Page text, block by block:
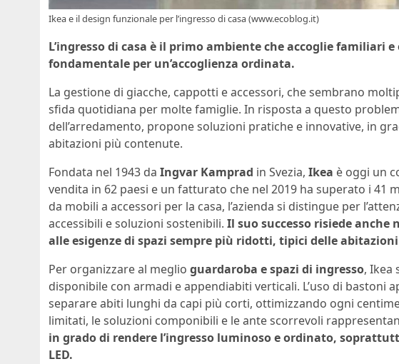
Ikea e il design funzionale per l’ingresso di casa (www.ecoblog.it)
L’ingresso di casa è il primo ambiente che accoglie familiari
fondamentale per un’accoglienza ordinata.
La gestione di giacche, cappotti e accessori, che sembrano
sfida quotidiana per molte famiglie. In risposta a questo
dell’arredamento, propone soluzioni pratiche e innovative, in
abitazioni più contenute.
Fondata nel 1943 da Ingvar Kamprad in Svezia, Ikea è oggi un
vendita in 62 paesi e un fatturato che nel 2019 ha superato i 41
da mobili a accessori per la casa, l’azienda si distingue per
accessibili e soluzioni sostenibili. Il suo successo risiede
alle esigenze di spazi sempre più ridotti, tipici delle
Per organizzare al meglio guardaroba e spazi di ingresso, Ikea
disponibile con armadi e appendiabiti verticali. L’uso di bastoni
separare abiti lunghi da capi più corti, ottimizzando ogni
limitati, le soluzioni componibili e le ante scorrevoli
in grado di rendere l’ingresso luminoso e ordinato,
LED.